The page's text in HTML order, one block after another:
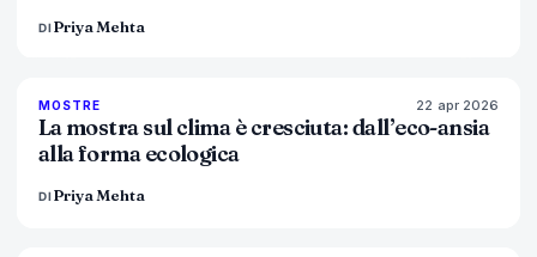
DIPriya Mehta
74% 44
MOSTRE 22 apr 2026
La mostra sul clima è cresciuta: dall’eco-ansia
alla forma ecologica
DI Priya Mehta